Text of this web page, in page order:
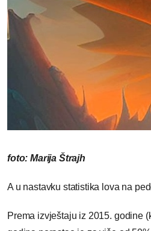
foto: Marija Štrajh
A u nastavku statistika lova na
Prema izvještaju iz 2015. godine